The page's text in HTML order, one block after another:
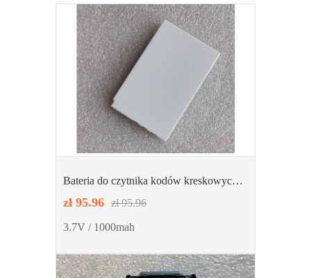
Bateria do czytnika kodów kreskowych
zł 95.96 zł 95.96
3.7V / 1000mah